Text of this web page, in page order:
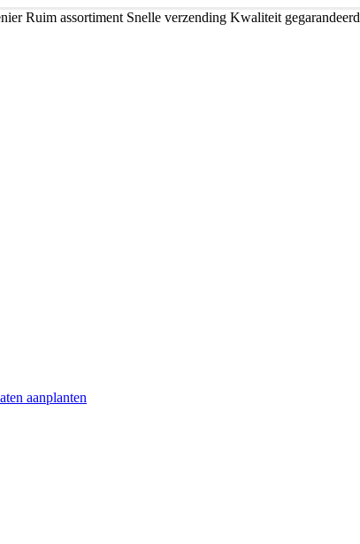
Ruim assortiment Snelle verzending Kwaliteit gegarandeerd
aanplanten